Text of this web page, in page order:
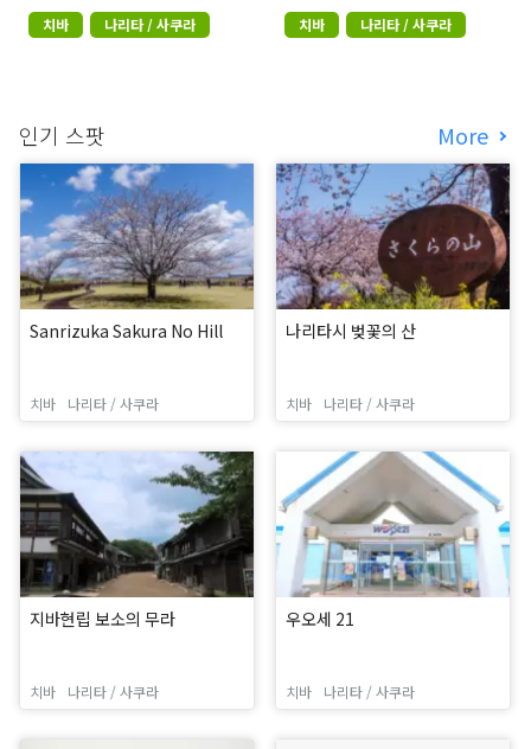
치바
나리타 / 사쿠라
치바
나리타 / 사쿠라
인기 스팟 More
Sanrizuka Sakura No Hill
치바 나리타 / 사쿠라
나리타시 벚꽃의 산
치바 나리타 / 사쿠라
지바현립 보소의 무라
치바 나리타 / 사쿠라
우오세 21
치바 나리타 / 사쿠라